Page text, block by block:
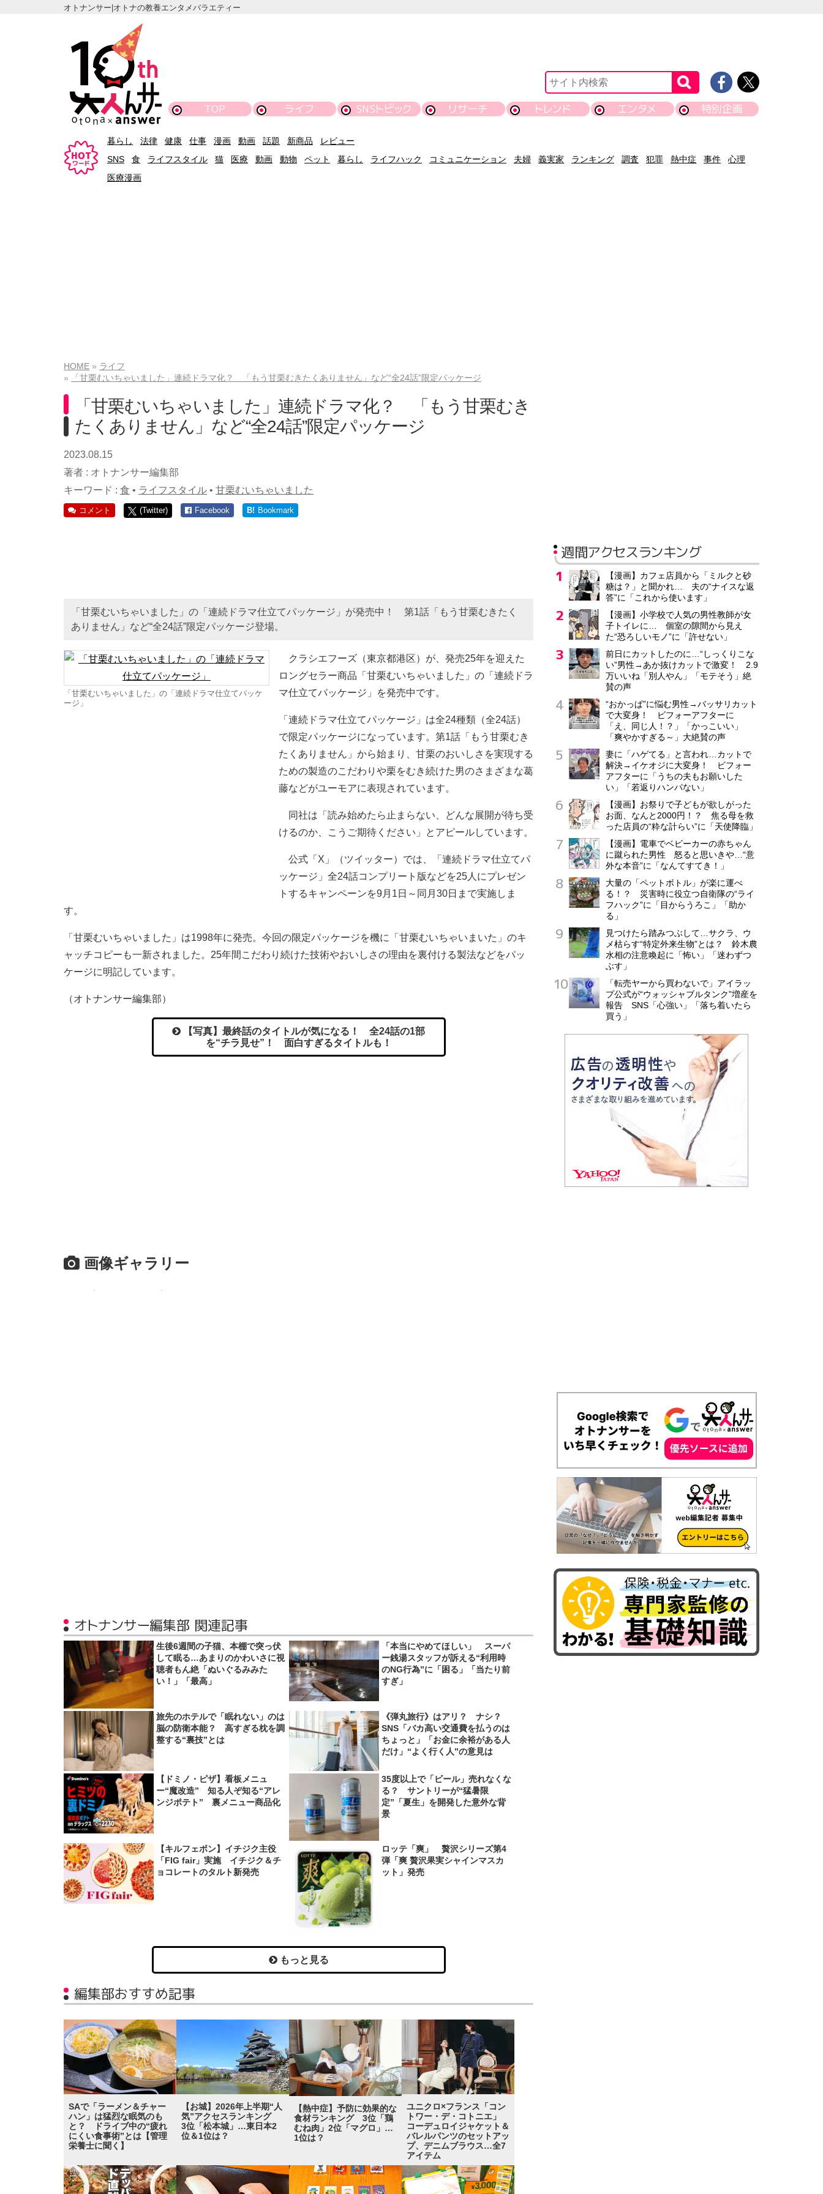
オトナンサー|オトナの教養エンタメバラエティー
TOP ライフ SNSトピック リサーチ トレンド エンタメ 特別企画
暮らし 法律 健康 仕事 漫画 動画 話題 新商品
レビュー
SNS
食 ライフスタイル 猫 医療 動画 動物 ペット 暮らし ライフハック コミュニケーション 夫婦 義実家 ランキング 調査 犯罪 熱中症 事件
心理
医療漫画
HOME
ライフ
「甘栗むいちゃいました」連続ドラマ化？ 「もう甘栗むきたくありません」など“全24話”限定パッケージ
「甘栗むいちゃいました」連続ドラマ化？ 「もう甘栗むき
たくありません」など“全24話”限定パッケージ
2023.08.15
著者 : オトナンサー編集部
キーワード : 食 • ライフスタイル • 甘栗むいちゃいました
コメント (Twitter) Facebook B! Bookmark
「甘栗むいちゃいました」の「連続ドラマ仕立てパッケージ」が発売中！ 第1話「もう甘栗むきたく
ありません」など“全24話”限定パッケージ登場。
「甘栗むいちゃいました」の「連続ドラマ仕立てパッケ
ージ」
クラシエフーズ（東京都港区）が、発売25年を迎えた
ロングセラー商品「甘栗むいちゃいました」の「連続ドラ
マ仕立てパッケージ」を発売中です。
「連続ドラマ仕立てパッケージ」は全24種類（全24話）
で限定パッケージになっています。第1話「もう甘栗むき
たくありません」から始まり、甘栗のおいしさを実現する
ための製造のこだわりや栗をむき続けた男のさまざまな葛
藤などがユーモアに表現されています。
同社は「読み始めたら止まらない、どんな展開が待ち受
けるのか、こうご期待ください」とアピールしています。
公式「X」（ツイッター）では、「連続ドラマ仕立てパ
ッケージ」全24話コンプリート版などを25人にプレゼン
トするキャンペーンを9月1日～同月30日まで実施しま
す。
「甘栗むいちゃいました」は1998年に発売。今回の限定パッケージを機に「甘栗むいちゃいまいた」のキ
ャッチコピーも一新されました。25年間こだわり続けた技術やおいしさの理由を裏付ける製法などをパッ
ケージに明記しています。
（オトナンサー編集部）
【写真】最終話のタイトルが気になる！ 全24話の1部
を“チラ見せ”！ 面白すぎるタイトルも！
画像ギャラリー
オトナンサー編集部 関連記事
生後6週間の子猫、本棚で突っ伏
して眠る…あまりのかわいさに視
聴者もん絶「ぬいぐるみみた
い！」「最高」
「本当にやめてほしい」 スーパ
ー銭湯スタッフが訴える“利用時
のNG行為”に「困る」「当たり前
すぎ」
旅先のホテルで「眠れない」のは
脳の防衛本能？ 高すぎる枕を調
整する“裏技”とは
《弾丸旅行》はアリ？ ナシ？
SNS「バカ高い交通費を払うのは
ちょっと」「お金に余裕がある人
だけ」“よく行く人”の意見は
【ドミノ・ピザ】看板メニュ
ー“魔改造” 知る人ぞ知る“アレ
ンジポテト” 裏メニュー商品化
35度以上で「ビール」売れなくな
る？ サントリーが“猛暑限
定”「夏生」を開発した意外な背
景
【キルフェボン】イチジク主役
「FIG fair」実施 イチジク＆チ
ョコレートのタルト新発売
ロッテ「爽」 贅沢シリーズ第4
弾「爽 贅沢果実シャインマスカ
ット」発売
もっと見る
編集部おすすめ記事
SAで「ラーメン＆チャー
ハン」は猛烈な眠気のも
と？ ドライブ中の“疲れ
にくい食事術”とは【管理
栄養士に聞く】
【お城】2026年上半期“人
気”アクセスランキング
3位「松本城」…東日本2
位＆1位は？
【熱中症】予防に効果的な
食材ランキング 3位「鶏
むね肉」2位「マグロ」…
1位は？
ユニクロ×フランス「コン
トワー・デ・コトニエ」
コーデュロイジャケット＆
バレルパンツのセットアッ
プ、デニムブラウス…全7
アイテム
週間アクセスランキング
【漫画】カフェ店員から「ミルクと砂
糖は？」と聞かれ… 夫の“ナイスな返
答”に「これから使います」
【漫画】小学校で人気の男性教師が女
子トイレに… 個室の隙間から見え
た“恐ろしいモノ”に「許せない」
前日にカットしたのに…“しっくりこな
い”男性→あか抜けカットで激変！ 2.9
万いいね「別人やん」「モテそう」絶
賛の声
“おかっぱ”に悩む男性→バッサリカット
で大変身！ ビフォーアフターに
「え、同じ人！？」「かっこいい」
「爽やかすぎる～」大絶賛の声
妻に「ハゲてる」と言われ…カットで
解決→イケオジに大変身！ ビフォー
アフターに「うちの夫もお願いした
い」「若返りハンパない」
【漫画】お祭りで子どもが欲しがった
お面、なんと2000円！？ 焦る母を救
った店員の“粋な計らい”に「天使降臨」
【漫画】電車でベビーカーの赤ちゃん
に蹴られた男性 怒ると思いきや…“意
外な本音”に「なんてすてき！」
大量の「ペットボトル」が楽に運べ
る！？ 災害時に役立つ自衛隊の“ライ
フハック”に「目からうろこ」「助か
る」
見つけたら踏みつぶして…サクラ、ウ
メ枯らす“特定外来生物”とは？ 鈴木農
水相の注意喚起に「怖い」「迷わずつ
ぶす」
「転売ヤーから買わないで」アイラッ
プ公式が“ウォッシャブルタンク”増産を
報告 SNS「心強い」「落ち着いたら
買う」